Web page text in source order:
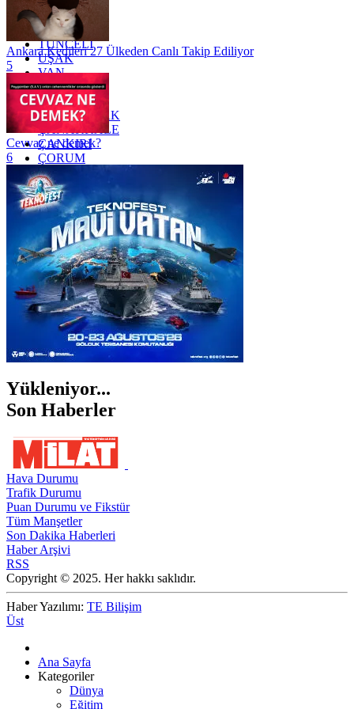
TOKAT
TRABZON
TUNCELİ
UŞAK
VAN
YALOVA
YOZGAT
ZONGULDAK
ÇANAKKALE
ÇANKIRI
ÇORUM
İSTANBUL
İZMİR
ŞANLIURFA
ŞIRNAK
Ankara Kedileri 27 Ülkeden Canlı Takip Ediliyor
5
Cevvaz ne demek?
6
Yükleniyor...
Son Haberler
Hava Durumu
Trafik Durumu
Puan Durumu ve Fikstür
Tüm Manşetler
Son Dakika Haberleri
Haber Arşivi
RSS
Copyright © 2025. Her hakkı saklıdır.
Haber Yazılımı: TE Bilişim
Üst
Ana Sayfa
Kategoriler
Dünya
Eğitim